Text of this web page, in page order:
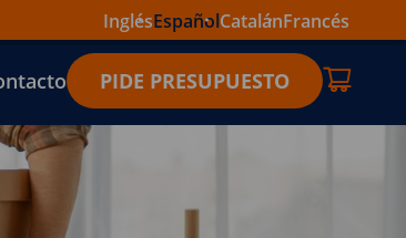
InglésEspañolCatalánFrancés
PIDE PRESUPUESTO